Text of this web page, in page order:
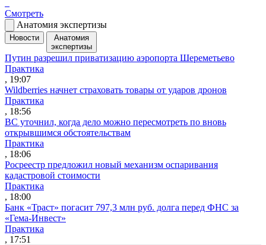
Смотреть
Анатомия экспертизы
Новости
Анатомия
экспертизы
Путин разрешил приватизацию аэропорта Шереметьево
Практика
, 19:07
Wildberries начнет страховать товары от ударов дронов
Практика
, 18:56
ВС уточнил, когда дело можно пересмотреть по вновь
открывшимся обстоятельствам
Практика
, 18:06
Росреестр предложил новый механизм оспаривания
кадастровой стоимости
Практика
, 18:00
Банк «Траст» погасит 797,3 млн руб. долга перед ФНС за
«Гема-Инвест»
Практика
, 17:51